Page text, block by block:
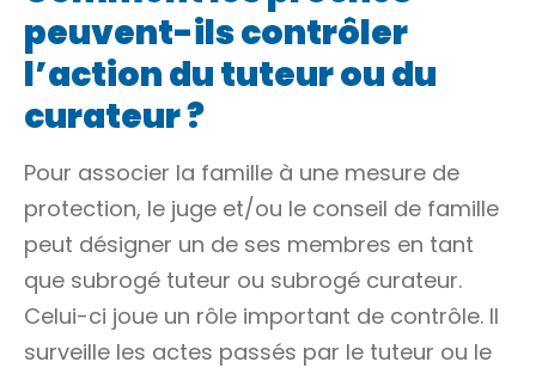
peuvent-ils contrôler
l’action du tuteur ou du
curateur ?
Pour associer la famille à une mesure de
protection, le juge et/ou le conseil de famille
peut désigner un de ses membres en tant
que subrogé tuteur ou subrogé curateur.
Celui-ci joue un rôle important de contrôle. Il
surveille les actes passés par le tuteur ou le